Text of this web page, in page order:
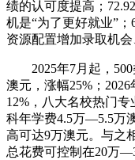
绩的认可度提高；
机是“为了更好就业”
资源配置增加录取机会
2025年7月起，500
澳元，涨幅25%；
12%，八大名校热门
科年学费4.5万—5.5万
高可达9万澳元。与之
总花费可控制在20万